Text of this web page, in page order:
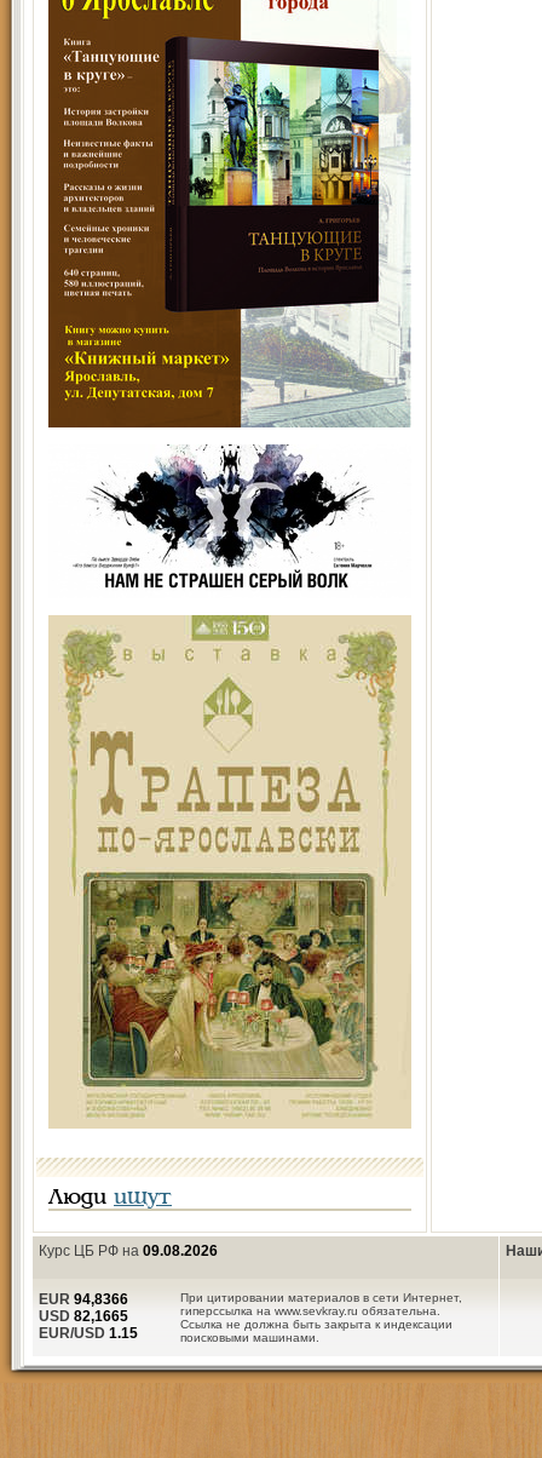
Люди ищут
Курс ЦБ РФ на 09.08.2026
При цитировании материалов в сети Интернет,
гиперссылка на www.sevkray.ru обязательна.
Ссылка не должна быть закрыта к индексации
поисковыми машинами.
EUR 94,8366
USD 82,1665
EUR/USD 1.15